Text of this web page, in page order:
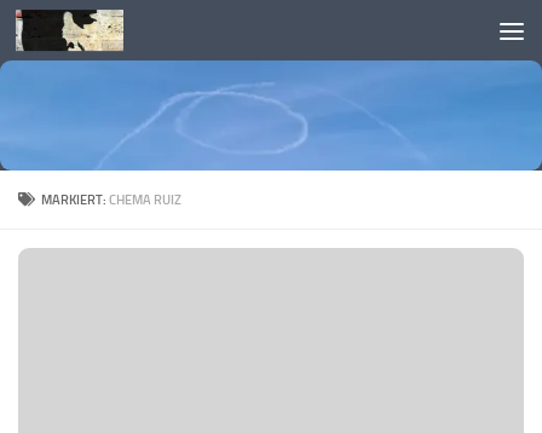
Skip to content
MARKIERT:CHEMA RUIZ